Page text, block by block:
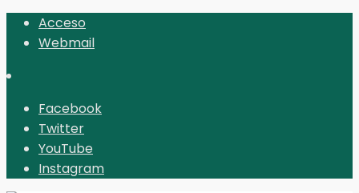
Acceso
Webmail
Facebook
Twitter
YouTube
Instagram